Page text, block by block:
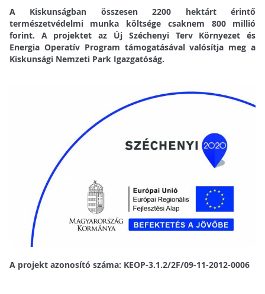
A Kiskunságban összesen 2200 hektárt érintő
természetvédelmi munka költsége csaknem 800 millió
forint. A projektet az Új Széchenyi Terv Környezet és
Energia Operatív Program támogatásával valósítja meg a
Kiskunsági Nemzeti Park Igazgatóság.
A projekt azonosító száma: KEOP-3.1.2/2F/09-11-2012-0006